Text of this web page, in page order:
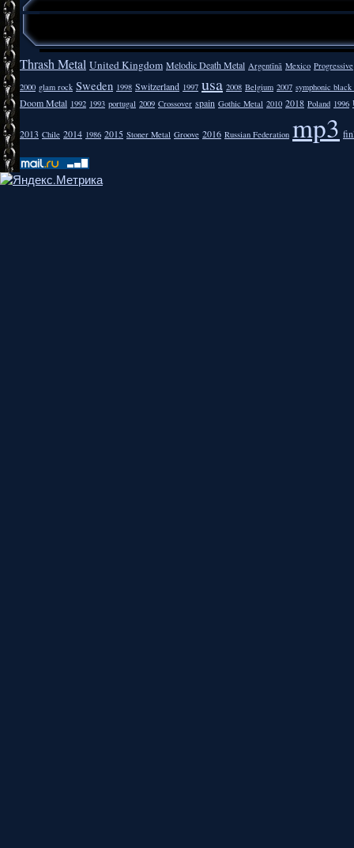
Thrash Metal United Kingdom Melodic Death Metal Argentīnā Mexico Progressive
2000 glam rock Sweden 1998 Switzerland 1997 usa 2008 Belgium 2007 symphonic
Doom Metal 1992 1993 portugal 2009 Crossover spain Gothic Metal 2010 2018 Poland 1996
2013 Chile 2014 1986 2015 Stoner Metal Groove 2016 Russian Federation mp3